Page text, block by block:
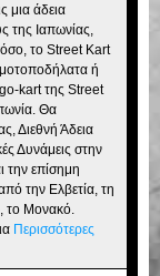
Σιμπούγια
Κόλπος
Οσάκα
μια άδεια
της Ιαπωνίας,
το Street Kart
μοτοποδήλατα ή
kart της Street
Θα
Διεθνή Άδεια
Δυνάμεις στην
την επίσημη
την Ελβετία, τη
το Μονακό.
Περισσότερες